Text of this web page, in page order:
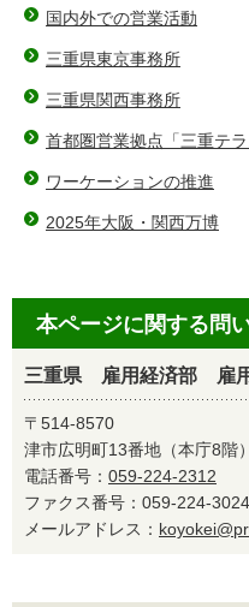
国内外での営業活動
三重県東京事務所
三重県関西事務所
首都圏営業拠点「三重テラ
ワーケーションの推進
2025年大阪・関西万博
本ページに関する問
三重県 雇用経済部 雇
〒514-8570
津市広明町13番地（本庁8階）
電話番号： 059-224-2312
ファクス番号：059-224-
メールアドレス：